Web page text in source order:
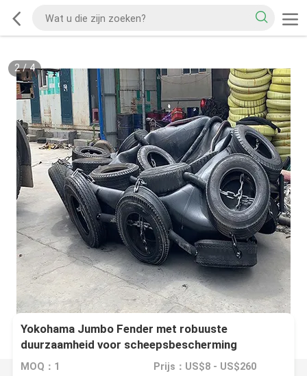
2/4
Yokohama Jumbo Fender met robuuste
duurzaamheid voor scheepsbescherming
MOQ：1 Prijs：US$8 - US$260